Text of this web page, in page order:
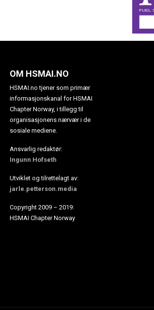
OM HSMAI.NO
HSMAI.no tjener som primær
informasjonskanal for HSMAI
Chapter Norway, i tillegg til
organisasjonens nærvær i de
sosiale mediene.
Ansvarlig redaktør:
Ingunn Hofseth
Utviklet og tilrettelagt av:
jarle.petterson.media
Copyright 2009 – 2019:
HSMAI Chapter Norway